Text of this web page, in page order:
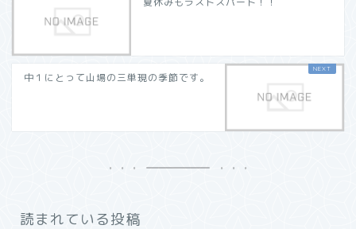
中１にとって山場の三単現の季節です。
読まれている投稿